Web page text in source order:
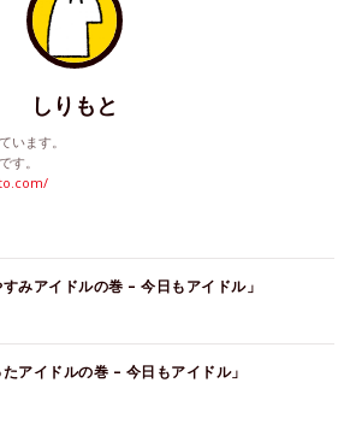
しりもと
います。
す。
みアイドルの巻 – 今日もアイドル」
アイドルの巻 – 今日もアイドル」